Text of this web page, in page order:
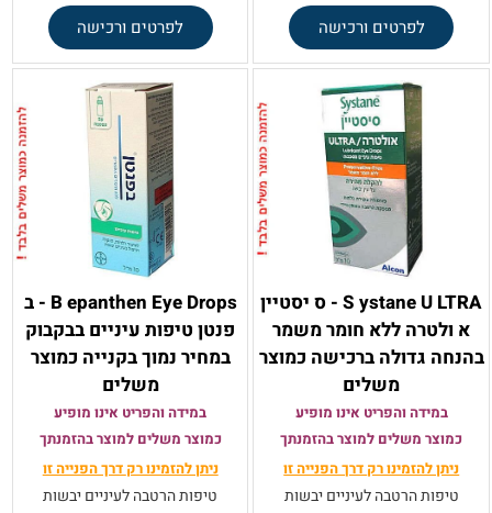
לפרטים ורכישה לפרטים ורכישה
S ystane U LTRA - ס יסטיין
א ולטרה ללא חומר משמר
בהנחה גדולה ברכישה כמוצר
משלים
במידה והפריט אינו מופיע
כמוצר משלים למוצר בהזמנתך
ניתן להזמינו רק דרך הפנייה זו
טיפות הרטבה לעיניים יבשות
B epanthen Eye Drops - ב
פנטן טיפות עיניים בבקבוק
במחיר נמוך בקנייה כמוצר
משלים
במידה והפריט אינו מופיע
כמוצר משלים למוצר בהזמנתך
ניתן להזמינו רק דרך הפנייה זו
טיפות הרטבה לעיניים יבשות